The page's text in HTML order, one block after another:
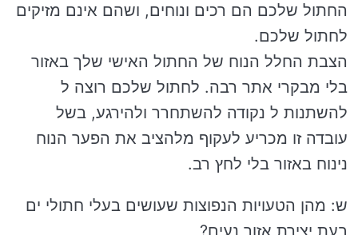
החתול שלכם הם רכים ונוחים, ושהם אינם מזיקים
לחתול שלכם.
הצבת החלל הנוח של החתול האישי שלך באזור
בלי מבקרי אתר רבה. לחתול שלכם רוצה ל
להשתנות ל נקודה להשתחרר ולהירגע, בשל
עובדה זו מכריע לעקוף מלהציב את הפער הנוח
נינוח באזור בלי לחץ רב.
ש: מהן הטעויות הנפוצות שעושים בעלי חתולי ים